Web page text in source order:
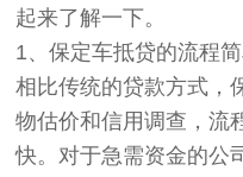
起来了解一下。
1、保定车抵贷的流程
相比传统的贷款方式，
物估价和信用调查，流
快。对于急需资金的公